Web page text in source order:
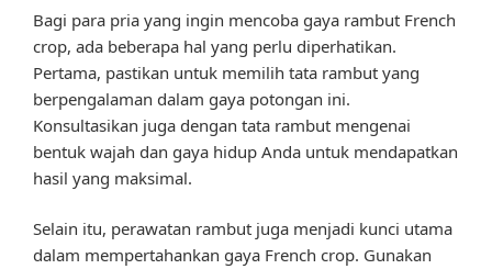
Bagi para pria yang ingin mencoba gaya rambut French
crop, ada beberapa hal yang perlu diperhatikan.
Pertama, pastikan untuk memilih tata rambut yang
berpengalaman dalam gaya potongan ini.
Konsultasikan juga dengan tata rambut mengenai
bentuk wajah dan gaya hidup Anda untuk mendapatkan
hasil yang maksimal.
Selain itu, perawatan rambut juga menjadi kunci utama
dalam mempertahankan gaya French crop. Gunakan